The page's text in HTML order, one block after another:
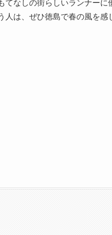
てなしの街らしいランナーに
人は、ぜひ徳島で春の風を感